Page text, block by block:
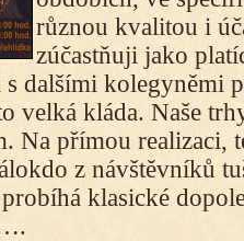
různou kvalitou i
zúčastňuji jako
dalšími kolegyněmi
velká kláda. Naše
Na přímou realizaci,
z návštěvníků
probíhá klasické